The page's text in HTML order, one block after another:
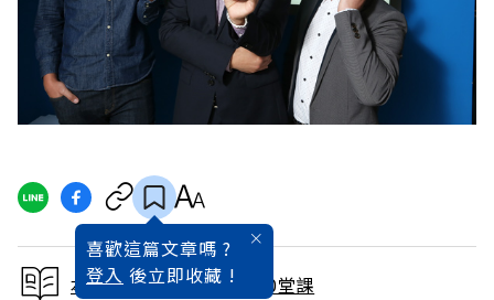
喜歡這篇文章嗎 ?
登入 後立即收藏 !
本文出自風雲品牌致勝10堂課